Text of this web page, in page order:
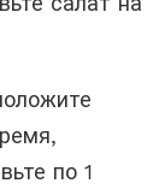
по 1